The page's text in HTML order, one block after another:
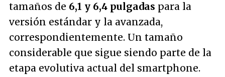
tamaños de 6,1 y 6,4 pulgadas para la
versión estándar y la avanzada,
correspondientemente. Un tamaño
considerable que sigue siendo parte de la
etapa evolutiva actual del smartphone.